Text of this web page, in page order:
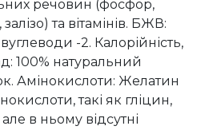
речовин (фосфор,
та вітамінів. БЖВ:
-2. Калорійність,
100% натуральний
Амінокислоти: Желатин
такі як гліцин,
в ньому відсутні